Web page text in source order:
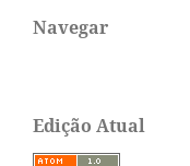
Navegar
Edição Atual